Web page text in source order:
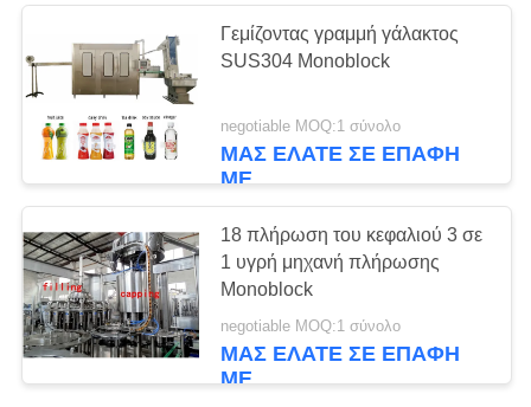
Γεμίζοντας γραμμή γάλακτος
SUS304 Monoblock
negotiable MOQ:1 σύνολο
ΜΑΣ ΕΛΆΤΕ ΣΕ ΕΠΑΦΉ
ΜΕ
18 πλήρωση του κεφαλιού 3 σε
1 υγρή μηχανή πλήρωσης
Monoblock
negotiable MOQ:1 σύνολο
ΜΑΣ ΕΛΆΤΕ ΣΕ ΕΠΑΦΉ
ΜΕ